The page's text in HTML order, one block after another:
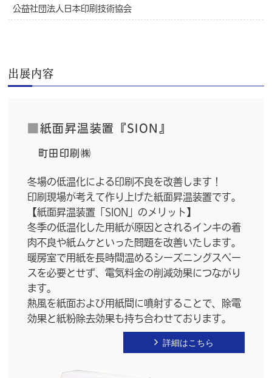
公益社団法人日本印刷技術協会
出展内容
■紙面昇温装置『SION』
町田印刷㈱
冬場の低温化による印刷不良を改善します！
印刷現場が考えて作り上げた紙面昇温装置です。
【紙面昇温装置「SION」のメリット】
冬季の低温化した用紙が原因とされるインキの着
肉不良や紙ムケといった問題を改善いたします。
暖房室で用紙を長時間温めるシーズニングスペー
スを必要とせず、電気料金の削減効果につながり
ます。
熱風を紙面および用紙間に噴射することで、除電
効果と紙粉除去効果も持ち合わせております。
詳細はこちら